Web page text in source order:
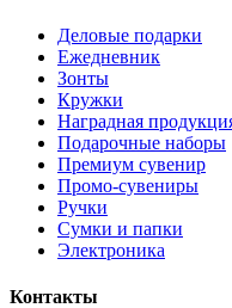
Деловые подарки
Ежедневник
Зонты
Кружки
Наградная
Подарочные наборы
Премиум сувенир
Промо-сувениры
Ручки
Сумки и папки
Электроника
Контакты